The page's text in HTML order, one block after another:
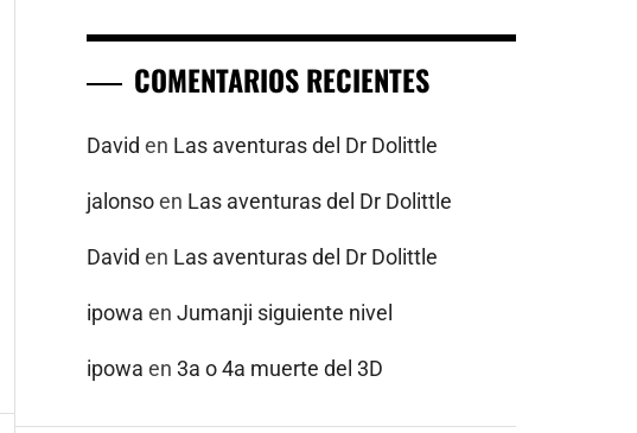
COMENTARIOS RECIENTES
David en Las aventuras del Dr Dolittle
jalonsoen Las aventuras del Dr Dolittle
David en Las aventuras del Dr Dolittle
ipowa enJumanji siguiente nivel
ipowa en3a o 4a muerte del 3D